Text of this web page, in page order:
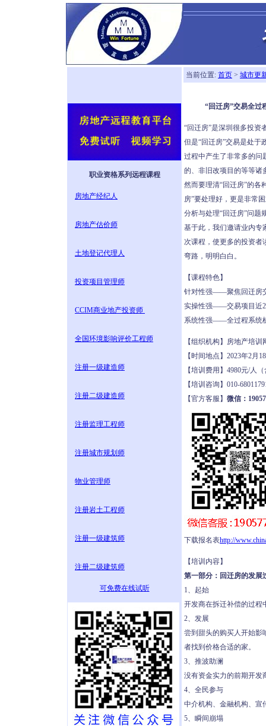
职业资格系列远程课程
房地产经纪人
房地产估价师
土地登记代理人
投资项目管理师
CCIM商业地产投资师
全国环境影响评价工程师
注册一级建造师
注册二级建造师
注册监理工程师
注册城市规划师
物业管理师
注册岩土工程师
注册一级建筑师
注册二级建筑师
可免费在线试听
当前位置: 首页 > 城市更
“回迁房”交易全过
“回迁房”是深圳很多投资
但是“回迁房”交易是处于
过程中产生了非常多的问
的、非旧改项目的等等诸
然而要理清“回迁房”的各
房”要处理好，更是非常
分析与处理“回迁房”问题
基于此，我们邀请业内专
次课程，使更多的投资者
弯路，明明白白。
【课程特色】
针对性强——聚焦回迁房
实操性强——交易项目近
系统性强——全过程系统
【组织机构】房地产培
【时间地点】2023年2
【培训费用】4980元/人
【培训咨询】010-
【官方客服】 微信：
下载报名表http://
【培训内容】
第一部分：回迁房的发展
1、起始
开发商在拆迁补偿的过程
2、发展
尝到甜头的购买人开始影
者找到价格合适的家。
3、推波助澜
没有资金实力的前期开发
4、全民参与
中介机构、金融机构、宣
5、瞬间崩塌